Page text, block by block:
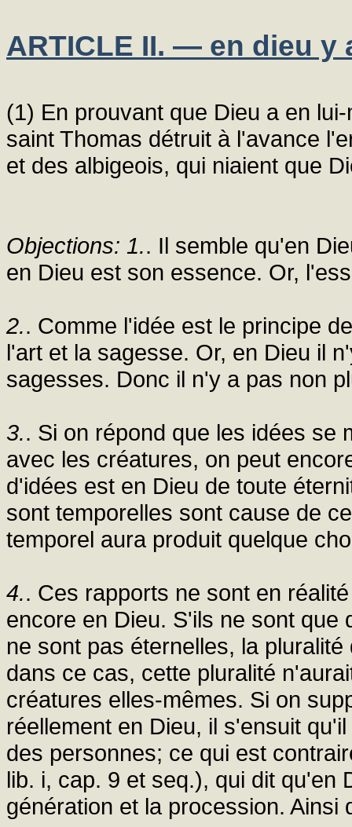
ARTICLE II. — en dieu y
(1) En prouvant que Dieu a en
saint Thomas détruit à l'avance
et des albigeois, qui niaient que
Objections: 1.. Il semble qu'en
en Dieu est son essence. Or,
2.. Comme l'idée est le principe
l'art et la sagesse. Or, en Dieu il
sagesses. Donc il n'y a pas non
3.. Si on répond que les idées se
avec les créatures, on peut
d'idées est en Dieu de toute
sont temporelles sont cause de
temporel aura produit quelque
4.. Ces rapports ne sont en
encore en Dieu. S'ils ne sont
ne sont pas éternelles, la
dans ce cas, cette pluralité
créatures elles-mêmes. Si on
réellement en Dieu, il s'ensuit
des personnes; ce qui est
lib. i, cap. 9 et seq.), qui dit qu'en
génération et la procession.